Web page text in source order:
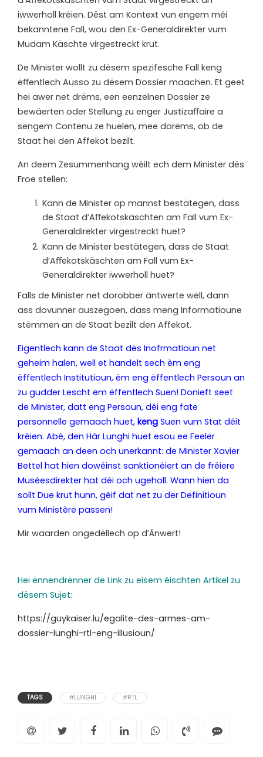
iwwerholl kréien. Dëst am Kontext vun engem méi
bekanntene Fall, wou den Ex-Generaldirekter vum
Mudam Käschte virgestreckt krut.
De Minister wollt zu dësem spezifesche Fall keng
ëﬀentlech Ausso zu dësem Dossier maachen. Et geet
hei awer net drëms, een eenzelnen Dossier ze
bewäerten oder Stellung zu enger Justizaﬀaire a
sengem Contenu ze huelen, mee dorëms, ob de
Staat hei den Affekot bezilt.
An deem Zesummenhang wéilt ech dem Minister dës
Froe stellen:
Kann de Minister op mannst bestätegen, dass
de Staat d’Aﬀekotskäschten am Fall vum Ex-
Generaldirekter virgestreckt huet?
Kann de Minister bestätegen, dass de Staat
d’Aﬀekotskäschten am Fall vum Ex-
Generaldirekter iwwerholl huet?
Falls de Minister net dorobber äntwerte wëll, dann
ass dovunner auszegoen, dass meng Informatioune
stëmmen an de Staat bezilt den Affekot.
Eigentlech kann de Staat dës Inofrmatioun net
geheim halen, well et handelt sech èm eng
ëffentlech Institutioun, ëm eng ëffentlech Persoun an
zu gudder Lescht ëm ëffentlech Suen! Donieft seet
de Minister, datt eng Persoun, déi eng fate
personnelle gemaach huet, keng Suen vum Stat déit
kréien. Abé, den Hàr Lunghi huet esou ee Feeler
gemaach an deen och unerkannt: de Minister Xavier
Bettel hat hien dowéinst sanktionéiert an de fréiere
Muséesdirekter hat déi och ugeholl. Wann hien da
sollt Due krut hunn, géif dat net zu der Definitioun
vum Ministère passen!
Mir waarden ongedëllech op d’Änwert!
Hei ënnendrënner de Link zu eisem éischten Artikel zu
dësem Sujet:
https://guykaiser.lu/egalite-des-armes-am-
dossier-lunghi-rtl-eng-illusioun/
TAGS #LUNGHI #RTL